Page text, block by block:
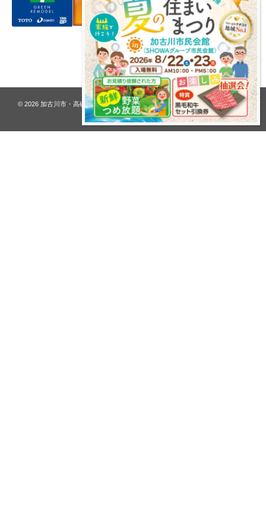
プライバシーポリシー
© 2026 加古川市・高砂市 夢リフォーム ウオハシ – 創業128年の老舗. All rights
reserved.